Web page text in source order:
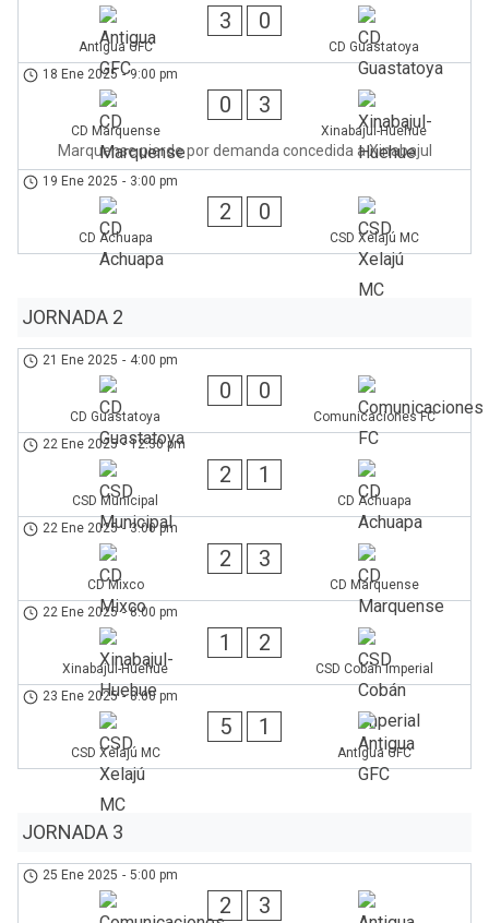
Antigua GFC
3 0
CD Guastatoya
18 Ene 2025 - 9:00 pm
CD Marquense
0 3
Xinabajul-Huehue
Marquense pierde por demanda concedida a Xinabajul
19 Ene 2025 - 3:00 pm
CD Achuapa
2 0
CSD Xelajú MC
JORNADA 2
21 Ene 2025 - 4:00 pm
CD Guastatoya
0 0
Comunicaciones FC
22 Ene 2025 - 12:30 pm
CSD Municipal
2 1
CD Achuapa
22 Ene 2025 - 3:00 pm
CD Mixco
2 3
CD Marquense
22 Ene 2025 - 8:00 pm
Xinabajul-Huehue
1 2
CSD Cobán Imperial
23 Ene 2025 - 8:00 pm
CSD Xelajú MC
5 1
Antigua GFC
JORNADA 3
25 Ene 2025 - 5:00 pm
2 3